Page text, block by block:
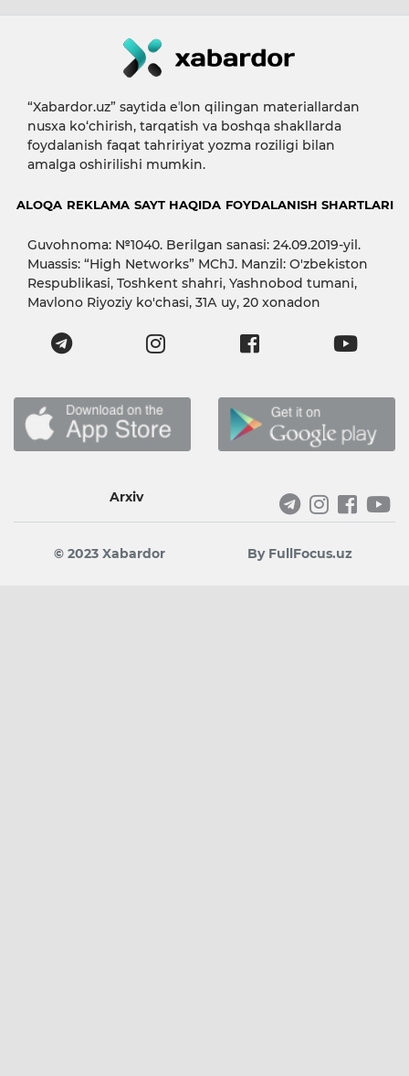
“Xabardor.uz” saytida eʼlon qilingan materiallardan
nusxa ko‘chirish, tarqatish va boshqa shakllarda
foydalanish faqat tahririyat yozma roziligi bilan
amalga oshirilishi mumkin.
ALOQA REKLAMA SAYT HAQIDA FOYDALANISH SHARTLARI
Guvohnoma: №1040. Berilgan sanasi: 24.09.2019-yil.
Muassis: “High Networks” MChJ. Manzil: O'zbekiston
Respublikasi, Toshkent shahri, Yashnobod tumani,
Mavlono Riyoziy ko'chasi, 31А uy, 20 xonadon
Arxiv
© 2023 Xabardor By FullFocus.uz